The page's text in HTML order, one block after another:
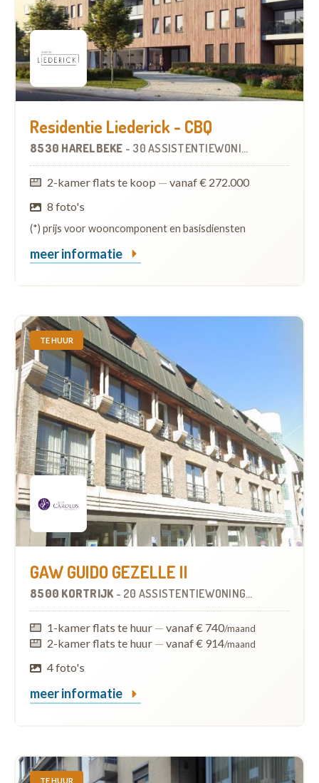
Residentie Liederick - CBQ
8530 HARELBEKE - 30 ASSISTENTIEWONINGEN
2-kamer flats te koop — vanaf € 272.000
8 foto's
(*) prijs voor wooncomponent en basisdiensten
meer informatie
TE HUUR
GAW GUIDO GEZELLE II
8500 KORTRIJK - 20 ASSISTENTIEWONINGEN
1-kamer flats te huur — vanaf € 740/maand
2-kamer flats te huur — vanaf € 914/maand
4 foto's
meer informatie
TE HUUR